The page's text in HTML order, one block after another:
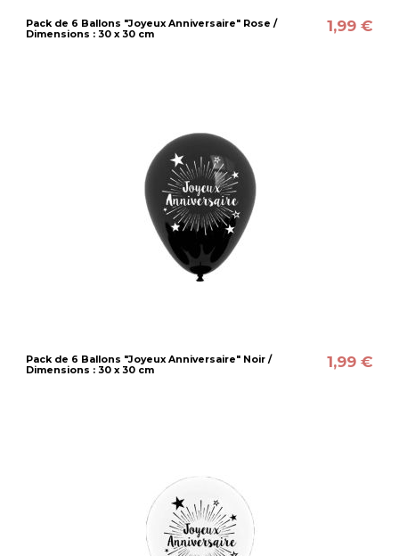
Pack de 6 Ballons "Joyeux Anniversaire" Rose /
Dimensions : 30 x 30 cm
1,99 €
Pack de 6 Ballons "Joyeux Anniversaire" Noir /
Dimensions : 30 x 30 cm
1,99 €